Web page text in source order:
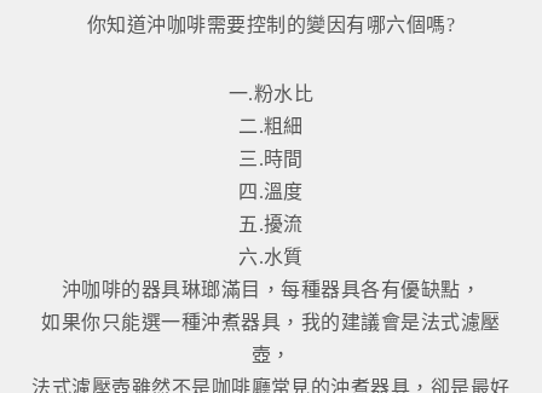
你知道沖咖啡需要控制的變因有哪六個嗎?
一.粉水比
二.粗細
三.時間
四.溫度
五.擾流
六.水質
沖咖啡的器具琳瑯滿目，每種器具各有優缺點，
如果你只能選一種沖煮器具，我的建議會是法式濾壓
壺，
法式濾壓壺雖然不是咖啡廳常見的沖煮器具，卻是最好